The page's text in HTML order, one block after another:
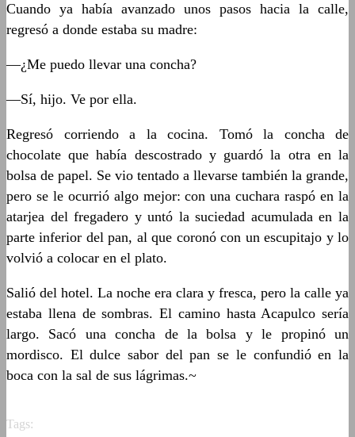
Cuando ya había avanzado unos pasos hacia la calle,
regresó a donde estaba su madre:
—¿Me puedo llevar una concha?
—Sí, hijo. Ve por ella.
Regresó corriendo a la cocina. Tomó la concha de
chocolate que había descostrado y guardó la otra en la
bolsa de papel. Se vio tentado a llevarse también la grande,
pero se le ocurrió algo mejor: con una cuchara raspó en la
atarjea del fregadero y untó la suciedad acumulada en la
parte inferior del pan, al que coronó con un escupitajo y lo
volvió a colocar en el plato.
Salió del hotel. La noche era clara y fresca, pero la calle ya
estaba llena de sombras. El camino hasta Acapulco sería
largo. Sacó una concha de la bolsa y le propinó un
mordisco. El dulce sabor del pan se le confundió en la
boca con la sal de sus lágrimas.~
Tags: